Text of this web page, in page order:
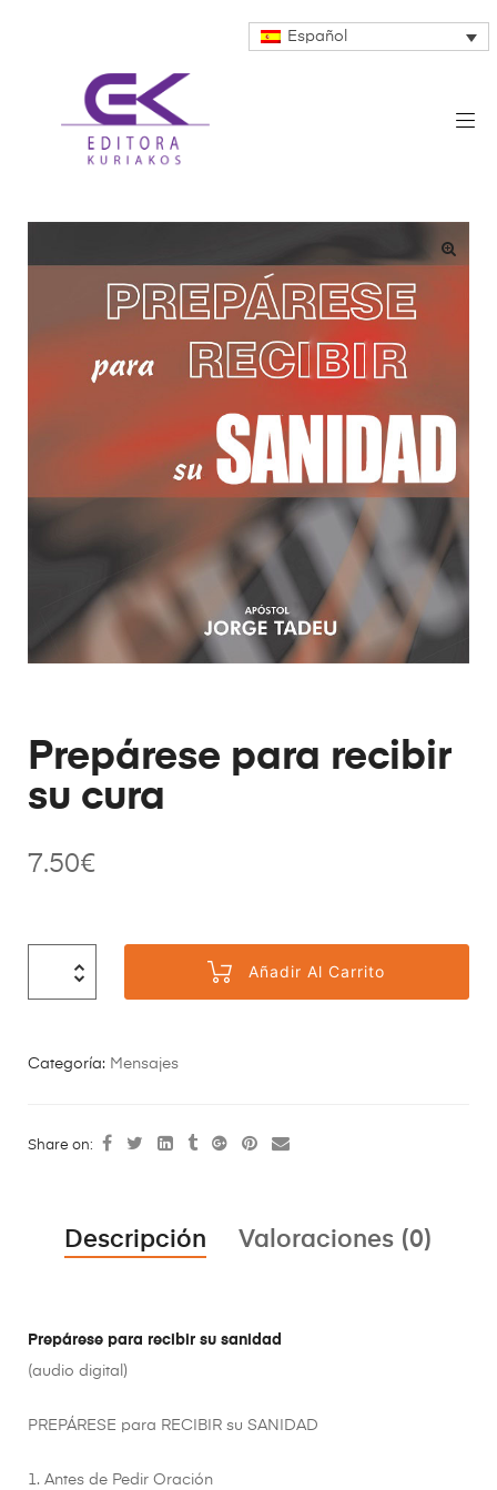
Español
Prepárese para recibir
su cura
7.50€
Añadir Al Carrito
Categoría: Mensajes
Share on:
Descripción Valoraciones (0)
Prepárese para recibir su sanidad
(audio digital)
PREPÁRESE para RECIBIR su SANIDAD
1. Antes de Pedir Oración